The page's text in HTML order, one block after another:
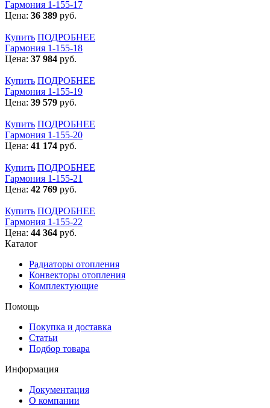
Гармония 1-155-17
Цена: 36 389 руб.
Купить ПОДРОБНЕЕ
Гармония 1-155-18
Цена: 37 984 руб.
Купить ПОДРОБНЕЕ
Гармония 1-155-19
Цена: 39 579 руб.
Купить ПОДРОБНЕЕ
Гармония 1-155-20
Цена: 41 174 руб.
Купить ПОДРОБНЕЕ
Гармония 1-155-21
Цена: 42 769 руб.
Купить ПОДРОБНЕЕ
Гармония 1-155-22
Цена: 44 364 руб.
Каталог
Радиаторы отопления
Конвекторы отопления
Комплектующие
Помощь
Покупка и доставка
Статьи
Подбор товара
Информация
Документация
О компании